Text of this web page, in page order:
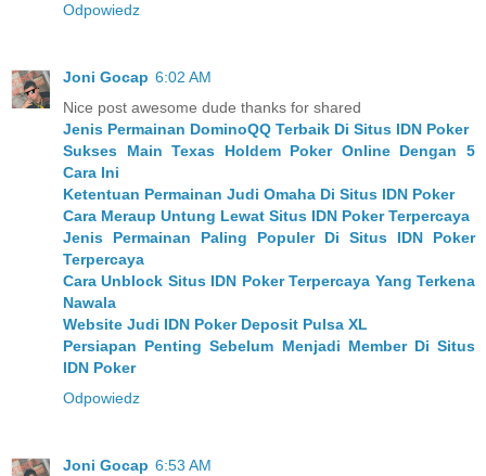
Odpowiedz
Joni Gocap 6:02 AM
Nice post awesome dude thanks for shared
Jenis Permainan DominoQQ Terbaik Di Situs IDN Poker
Sukses Main Texas Holdem Poker Online Dengan 5
Cara Ini
Ketentuan Permainan Judi Omaha Di Situs IDN Poker
Cara Meraup Untung Lewat Situs IDN Poker Terpercaya
Jenis Permainan Paling Populer Di Situs IDN Poker
Terpercaya
Cara Unblock Situs IDN Poker Terpercaya Yang Terkena
Nawala
Website Judi IDN Poker Deposit Pulsa XL
Persiapan Penting Sebelum Menjadi Member Di Situs
IDN Poker
Odpowiedz
Joni Gocap 6:53 AM